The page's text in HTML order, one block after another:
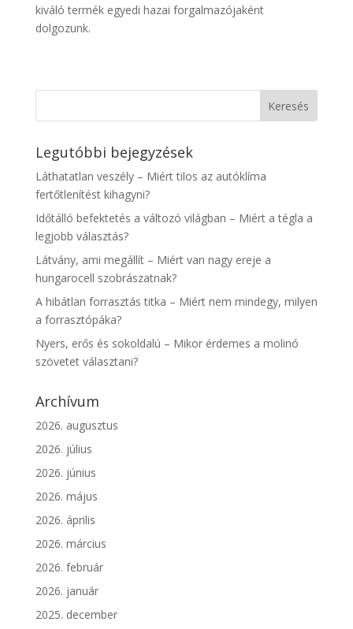
kiváló termék egyedi hazai forgalmazójaként
dolgozunk.
Legutóbbi bejegyzések
Láthatatlan veszély – Miért tilos az autóklíma
fertőtlenítést kihagyni?
Időtálló befektetés a változó világban – Miért a tégla a
legjobb választás?
Látvány, ami megállít – Miért van nagy ereje a
hungarocell szobrászatnak?
A hibátlan forrasztás titka – Miért nem mindegy, milyen
a forrasztópáka?
Nyers, erős és sokoldalú – Mikor érdemes a molinó
szövetet választani?
Archívum
2026. augusztus
2026. július
2026. június
2026. május
2026. április
2026. március
2026. február
2026. január
2025. december